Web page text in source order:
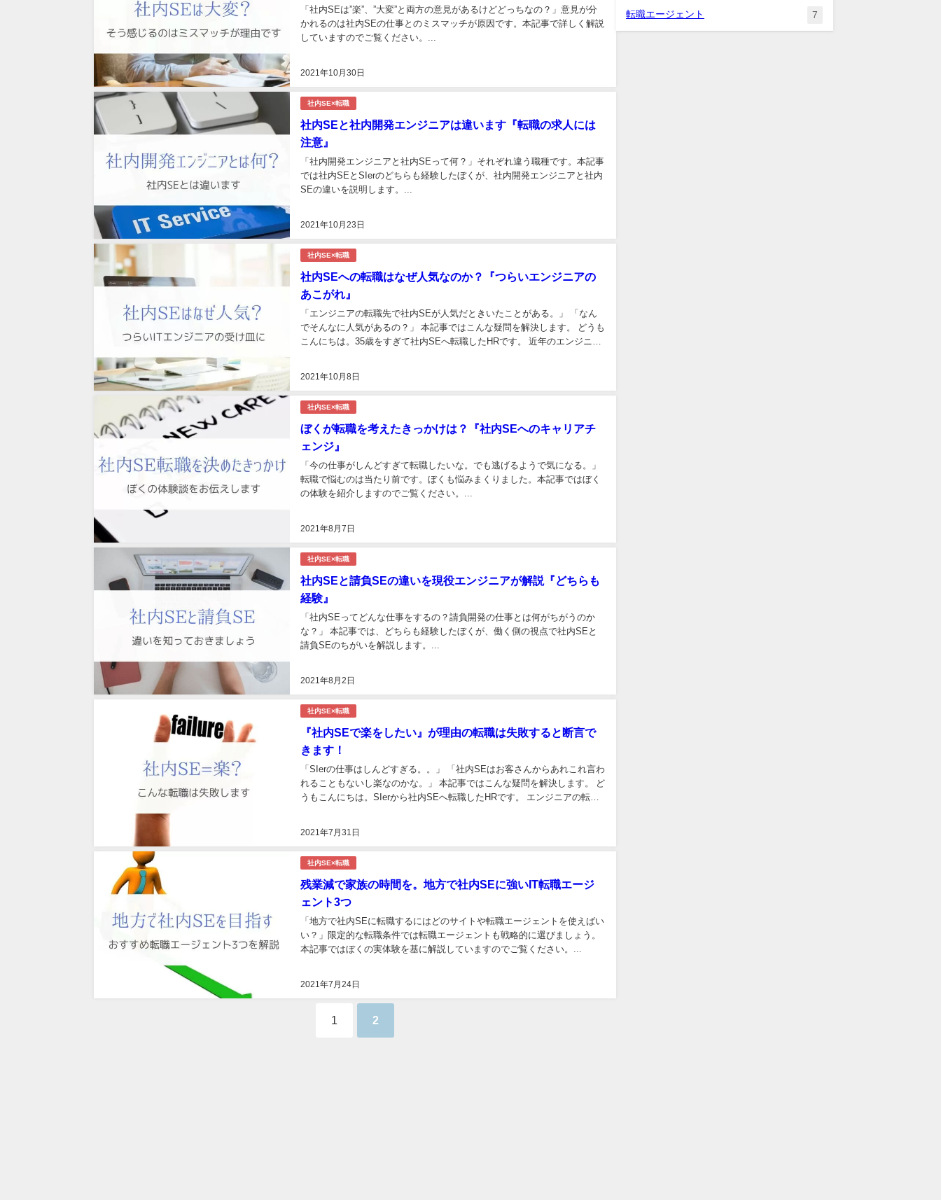
2021年10月30日
「社内SEは”楽”、”大変”と両方の意見があるけどどっちなの？」意見が分
かれるのは社内SEの仕事とのミスマッチが原因です。本記事で詳しく解説
していますのでご覧ください。...
社内SE×転職
社内SEと社内開発エンジニアは違います『転職の求人には
注意』
2021年10月23日
「社内開発エンジニアと社内SEって何？」それぞれ違う職種です。本記事
では社内SEとSIerのどちらも経験したぼくが、社内開発エンジニアと社内
SEの違いを説明します。...
社内SE×転職
社内SEへの転職はなぜ人気なのか？『つらいエンジニアの
あこがれ』
2021年10月8日
「エンジニアの転職先で社内SEが人気だときいたことがある。」 「なん
でそんなに人気があるの？」 本記事ではこんな疑問を解決します。 どうも
こんにちは。35歳をすぎて社内SEへ転職したHRです。 近年のエンジニア
社内SE×転職
ぼくが転職を考えたきっかけは？『社内SEへのキャリアチ
ェンジ』
2021年8月7日
「今の仕事がしんどすぎて転職したいな。でも逃げるようで気になる。」
転職で悩むのは当たり前です。ぼくも悩みまくりました。本記事ではぼく
の体験を紹介しますのでご覧ください。...
社内SE×転職
社内SEと請負SEの違いを現役エンジニアが解説『どちらも
経験』
2021年8月2日
「社内SEってどんな仕事をするの？請負開発の仕事とは何がちがうのか
な？」 本記事では、どちらも経験したぼくが、働く側の視点で社内SEと
請負SEのちがいを解説します。...
社内SE×転職
『社内SEで楽をしたい』が理由の転職は失敗すると断言で
きます！
2021年7月31日
「SIerの仕事はしんどすぎる。。」 「社内SEはお客さんからあれこれ言わ
れることもないし楽なのかな。」 本記事ではこんな疑問を解決します。 ど
うもこんにちは。SIerから社内SEへ転職したHRです。 エンジニアの転職
社内SE×転職
残業減で家族の時間を。地方で社内SEに強いIT転職エージ
ェント3つ
2021年7月24日
「地方で社内SEに転職するにはどのサイトや転職エージェントを使えばい
い？」限定的な転職条件では転職エージェントも戦略的に選びましょう。
本記事ではぼくの実体験を基に解説していますのでご覧ください。...
1 2
転職エージェント 7